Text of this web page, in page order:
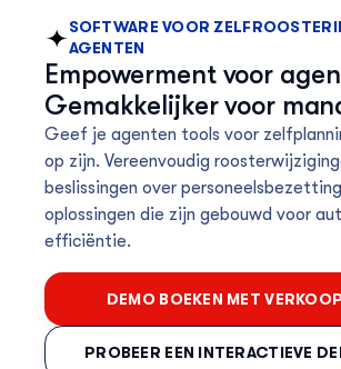
SOFTWARE VOOR
AGENTEN
Empowerment voor
Gemakkelijker voor
Geef je agenten tools voor
op zijn. Vereenvoudig
beslissingen over
oplossingen die zijn gebouwd voor
efficiëntie.
DEMO BOEKEN MET VERKOOP
PROBEER EEN INTERACTIEVE